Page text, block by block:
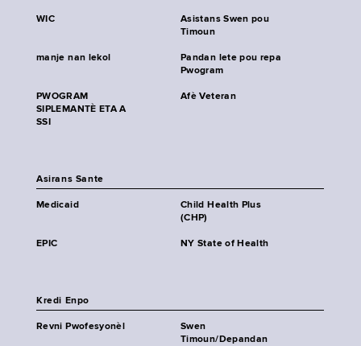
WIC
Asistans Swen pou
Timoun
manje nan lekol
Pandan lete pou repa
Pwogram
PWOGRAM
SIPLEMANTÈ ETA A
SSI
Afè Veteran
Asirans Sante
Medicaid
Child Health Plus
(CHP)
EPIC NY State of Health
Kredi Enpo
Revni Pwofesyonèl
Swen
Timoun/Depandan